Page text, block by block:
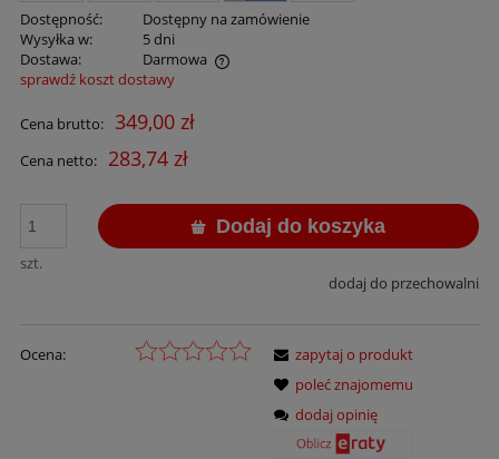
Dostępność:
Dostępny na zamówienie
Wysyłka w:
5 dni
Dostawa:
Darmowa
Cena nie zawiera ewentualnych kosztów płatności
sprawdź koszt dostawy
Cena brutto: 349,00 zł
Cena netto: 283,74 zł
szt.
Dodaj do koszyka
dodaj do przechowalni
Ocena:
zapytaj o produkt
poleć znajomemu
dodaj opinię